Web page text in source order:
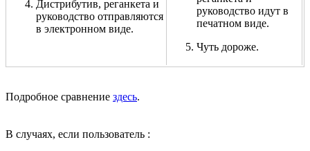
Дистрибутив, реганкета и
руководство отправляются
в электронном виде.
руководство идут в
печатном виде.
Чуть дороже.
Подробное сравнение здесь.
В случаях, если пользователь :